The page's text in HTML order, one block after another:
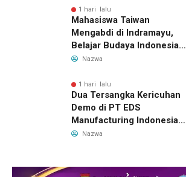
1 hari lalu
Mahasiswa Taiwan
Mengabdi di Indramayu,
Belajar Budaya Indonesia
dan Edukasi Pekerja
Nazwa
1 hari lalu
Dua Tersangka Kericuhan
Demo di PT EDS
Manufacturing Indonesia
Ditahan, Polda Banten
Nazwa